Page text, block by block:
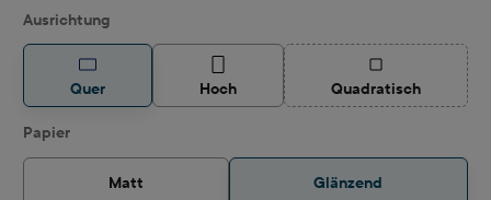
Ausrichtungauswählen
Quer Hoch Quadratisch(Diese Option ist
Papierauswählen
Matt Glänzend